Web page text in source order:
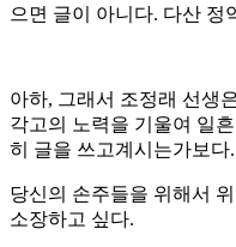
으면 글이 아니다. 다산 정
아하, 그래서 조정래 선생
각고의 노력을 기울여 일
히 글을 쓰고계시는가보다.
당신의 손주들을 위해서
소장하고 싶다.